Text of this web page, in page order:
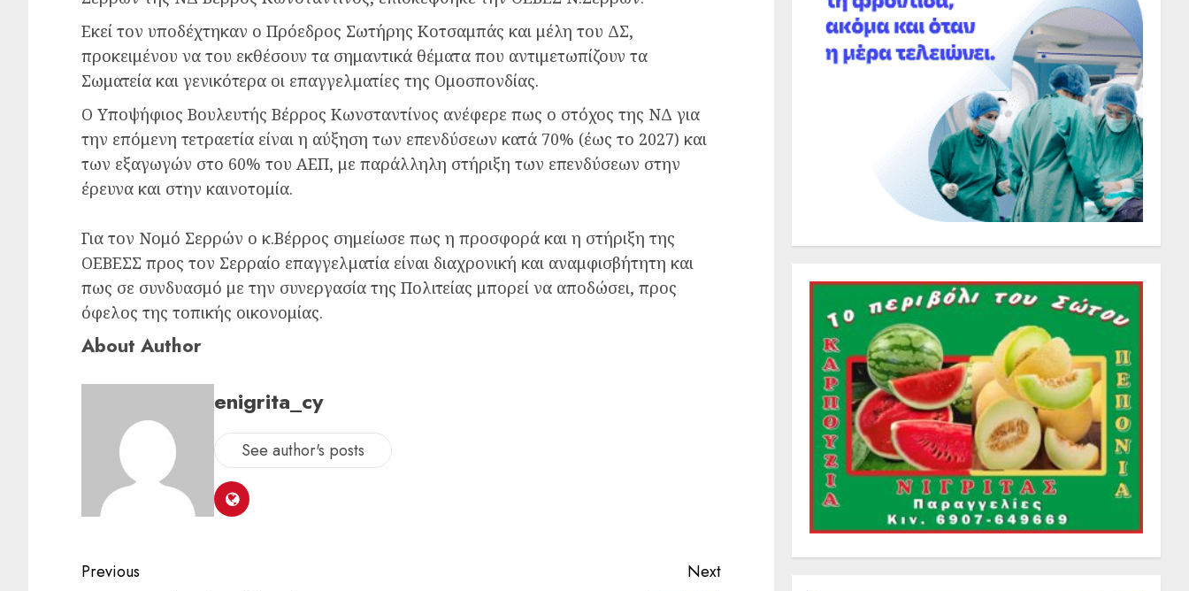
Εκεί τον υποδέχτηκαν ο Πρόεδρος Σωτήρης Κοτσαμπάς και μέλη του ΔΣ,
προκειμένου να του εκθέσουν τα σημαντικά θέματα που αντιμετωπίζουν τα
Σωματεία και γενικότερα οι επαγγελματίες της Ομοσπονδίας.
Ο Υποψήφιος Βουλευτής Βέρρος Κωνσταντίνος ανέφερε πως ο στόχος της ΝΔ για
την επόμενη τετραετία είναι η αύξηση των επενδύσεων κατά 70% (έως το 2027) και
των εξαγωγών στο 60% του ΑΕΠ, με παράλληλη στήριξη των επενδύσεων στην
έρευνα και στην καινοτομία.
Για τον Νομό Σερρών ο κ.Βέρρος σημείωσε πως η προσφορά και η στήριξη της
ΟΕΒΕΣΣ προς τον Σερραίο επαγγελματία είναι διαχρονική και αναμφισβήτητη και
πως σε συνδυασμό με την συνεργασία της Πολιτείας μπορεί να αποδώσει, προς
όφελος της τοπικής οικονομίας.
About Author
enigrita_cy
See author's posts
Previous Next